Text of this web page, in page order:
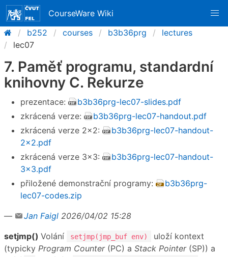
CourseWare Wiki
b252
courses b3b36prg
lectures
lec07
7. Paměť programu, standardní
knihovny C. Rekurze
prezentace:
b3b36prg-lec07-slides.pdf
zkrácená verze:
b3b36prg-lec07-handout.pdf
zkrácená verze 2×2:
b3b36prg-lec07-handout-
2x2.pdf
zkrácená verze 3×3:
b3b36prg-lec07-handout-
3x3.pdf
přiložené demonstrační programy:
b3b36prg-
lec07-codes.zip
—
Jan Faigl 2026/04/02 15:28
setjmp() Volání setjmp(jmp_buf env)
uloží kontext
(typicky Program Counter(PC) a Stack Pointer(SP)) a